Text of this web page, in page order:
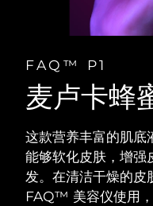
FAQ™ P1
麦卢卡蜂
这款营养丰富的肌底
能够软化皮肤，增强
发。在清洁干燥的皮
FAQ™ 美容仪使用，